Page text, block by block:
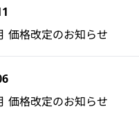
価格改定のお知らせ
価格改定のお知らせ